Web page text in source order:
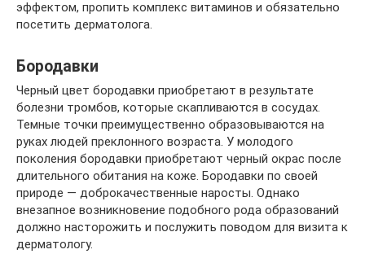
эффектом, пропить комплекс витаминов и обязательно
посетить дерматолога.
Бородавки
Черный цвет бородавки приобретают в результате
болезни тромбов, которые скапливаются в сосудах.
Темные точки преимущественно образовываются на
руках людей преклонного возраста. У молодого
поколения бородавки приобретают черный окрас после
длительного обитания на коже. Бородавки по своей
природе — доброкачественные наросты. Однако
внезапное возникновение подобного рода образований
должно насторожить и послужить поводом для визита к
дерматологу.